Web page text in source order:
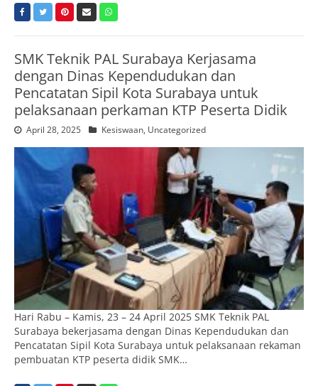
SMK Teknik PAL Surabaya Kerjasama
dengan Dinas Kependudukan dan
Pencatatan Sipil Kota Surabaya untuk
pelaksanaan perkaman KTP Peserta Didik
April 28, 2025 Kesiswaan, Uncategorized
Hari Rabu – Kamis, 23 – 24 April 2025 SMK Teknik PAL
Surabaya bekerjasama dengan Dinas Kependudukan dan
Pencatatan Sipil Kota Surabaya untuk pelaksanaan rekaman
pembuatan KTP peserta didik SMK…